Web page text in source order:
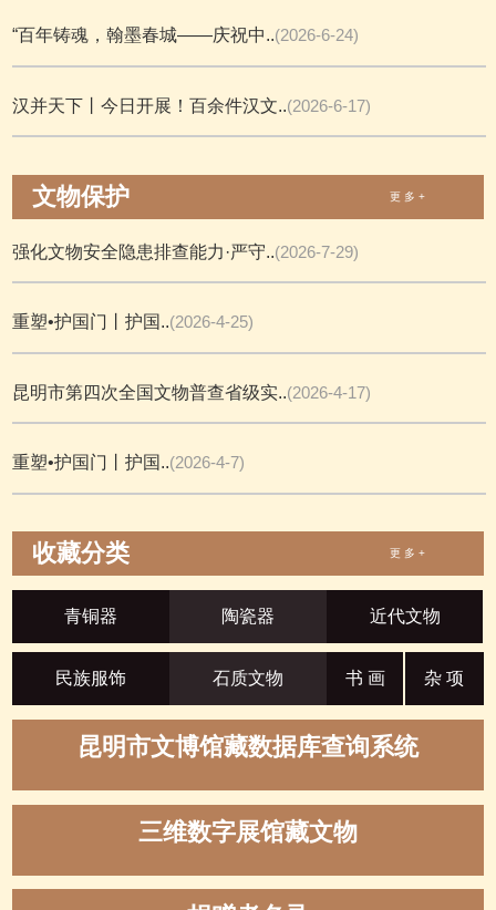
“百年铸魂，翰墨春城——庆祝中..(2026-6-24)
汉并天下丨今日开展！百余件汉文..(2026-6-17)
文物保护 更 多 +
强化文物安全隐患排查能力·严守..(2026-7-29)
重塑•护国门丨护国..(2026-4-25)
昆明市第四次全国文物普查省级实..(2026-4-17)
重塑•护国门丨护国..(2026-4-7)
收藏分类 更 多 +
青铜器 陶瓷器 近代文物
民族服饰 石质文物 书 画 杂 项
昆明市文博馆藏数据库查询系统
三维数字展馆藏文物